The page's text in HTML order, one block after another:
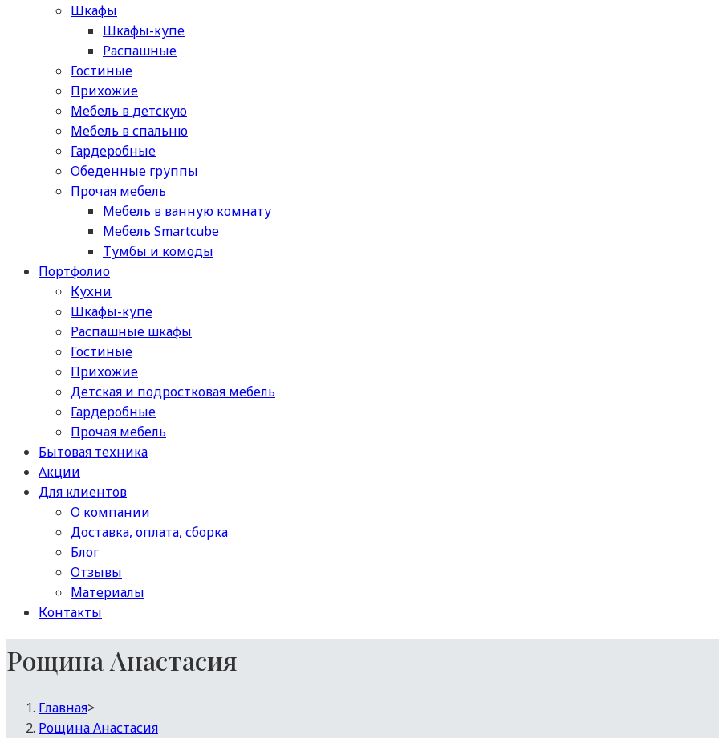
Шкафы
Шкафы-купе
Распашные
Гостиные
Прихожие
Мебель в детскую
Мебель в спальню
Гардеробные
Обеденные группы
Прочая мебель
Мебель в ванную комнату
Мебель Smartcube
Тумбы и комоды
Портфолио
Кухни
Шкафы-купе
Распашные шкафы
Гостиные
Прихожие
Детская и подростковая мебель
Гардеробные
Прочая мебель
Бытовая техника
Акции
Для клиентов
О компании
Доставка, оплата, сборка
Блог
Отзывы
Материалы
Контакты
Рощина Анастасия
Главная>
Рощина Анастасия